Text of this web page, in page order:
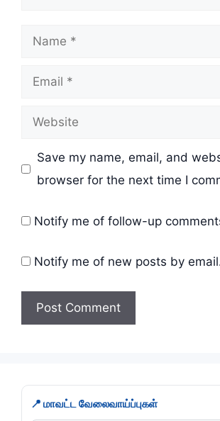
Name
Email
Website
Save my name, email, and
browser for the next time I
Notify me of follow-up
Notify me of new posts by
📍 மாவட்ட வேலைவாய்ப்புகள்